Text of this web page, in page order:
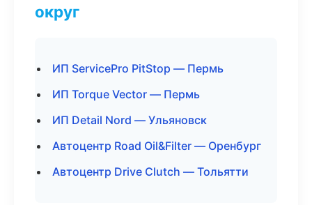
округ
ИП ServicePro PitStop — Пермь
ИП Torque Vector — Пермь
ИП Detail Nord — Ульяновск
Автоцентр Road Oil&Filter — Оренбург
Автоцентр Drive Clutch — Тольятти